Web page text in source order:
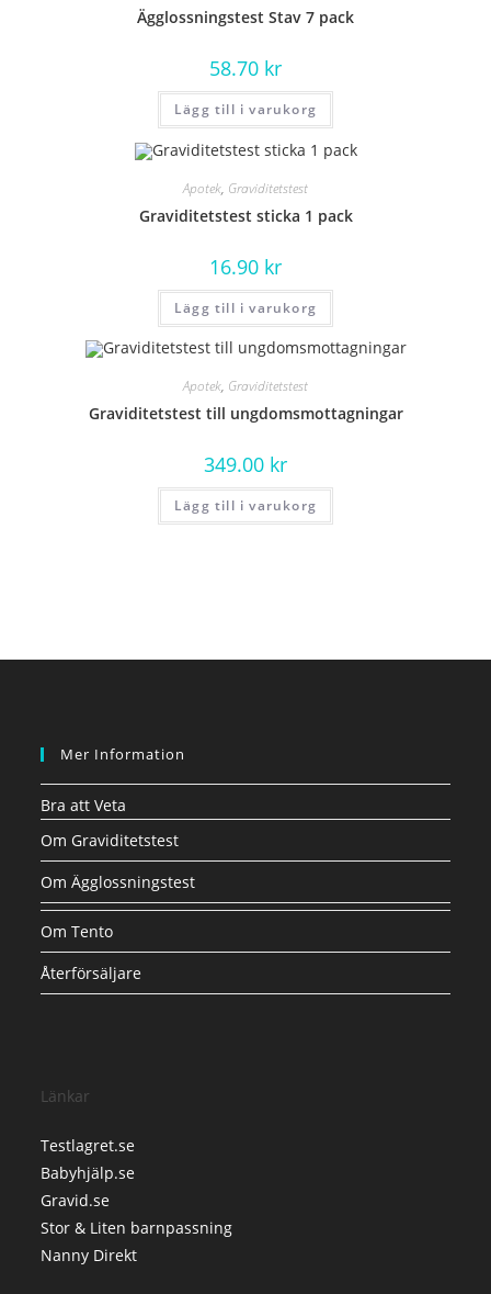
Ägglossningstest Stav 7 pack
58.70 kr
Lägg till i varukorg
Apotek, Graviditetstest
Graviditetstest sticka 1 pack
16.90 kr
Lägg till i varukorg
Apotek, Graviditetstest
Graviditetstest till ungdomsmottagningar
349.00 kr
Lägg till i varukorg
Mer Information
Bra att Veta
Om Graviditetstest
Om Ägglossningstest
Om Tento
Återförsäljare
Länkar
Testlagret.se
Babyhjälp.se
Gravid.se
Stor & Liten barnpassning
Nanny Direkt